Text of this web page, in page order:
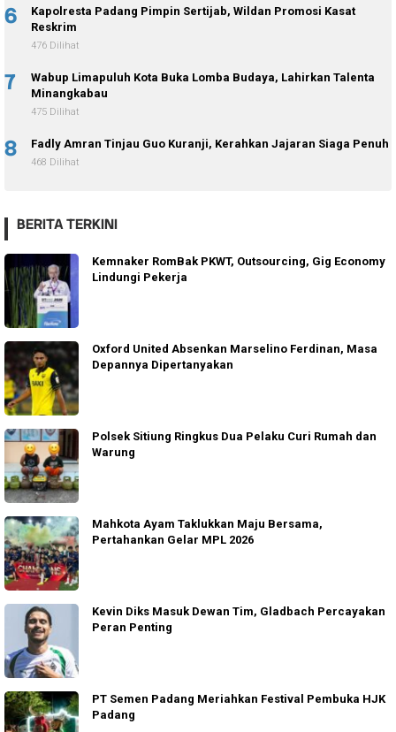
6
Kapolresta Padang Pimpin Sertijab, Wildan Promosi Kasat
Reskrim
476 Dilihat
7
Wabup Limapuluh Kota Buka Lomba Budaya, Lahirkan Talenta
Minangkabau
475 Dilihat
8 Fadly Amran Tinjau Guo Kuranji, Kerahkan Jajaran Siaga Penuh
468 Dilihat
BERITA TERKINI
Kemnaker RomBak PKWT, Outsourcing, Gig Economy
Lindungi Pekerja
Oxford United Absenkan Marselino Ferdinan, Masa
Depannya Dipertanyakan
Polsek Sitiung Ringkus Dua Pelaku Curi Rumah dan
Warung
Mahkota Ayam Taklukkan Maju Bersama,
Pertahankan Gelar MPL 2026
Kevin Diks Masuk Dewan Tim, Gladbach Percayakan
Peran Penting
PT Semen Padang Meriahkan Festival Pembuka HJK
Padang